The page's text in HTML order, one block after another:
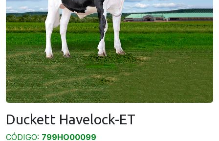
Duckett Havelock-ET
CÓDIGO: 799HO00099